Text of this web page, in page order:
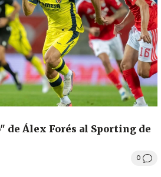
de Álex Forés al Sporting de
0